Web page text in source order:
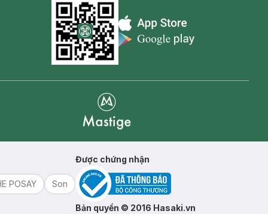
Appstore icon
POSAY
Son
Được chứng nhận
Bản quyền © 2016 Hasaki.vn